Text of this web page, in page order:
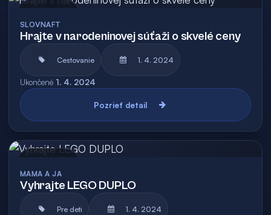
SLOVNAFT
Hrajte v narodeninovej súťaži o skvelé ceny
Cestovanie 1. 4. 2024
Ukončené 1. 4. 2024
Pozrieť detail
MAMA A JA
Vyhrajte LEGO DUPLO
Pre deti 1. 4. 2024